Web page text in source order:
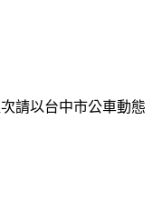
請以台中市公車動態